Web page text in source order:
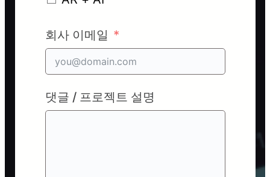
회사 이메일
댓글 / 프로젝트 설명